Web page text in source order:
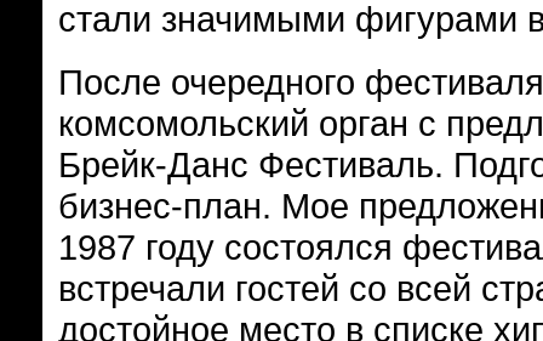
стали значимыми фигурами
После очередного
комсомольский орган с
Брейк-Данс Фестиваль.
бизнес-план. Мое
1987 году состоялся
встречали гостей со всей
достойное место в списке